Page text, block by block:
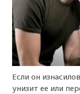
Если он
унизит ее или